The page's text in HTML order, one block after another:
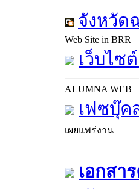
จังหวัด
Web Site in BRR
เว็บไซ
ALUMNA WEB
เฟซบุ๊ค
เผยแพร่งาน
เอกสา